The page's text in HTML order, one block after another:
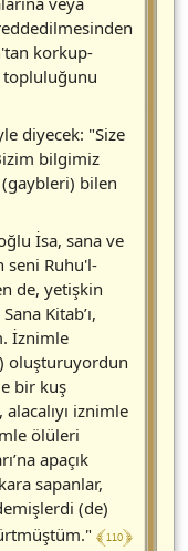
korkup-
topluluğunu
diyecek: "Size
bilgimiz
bilen
İsa, sana ve
seni Ruhu'l-
de, yetişkin
Kitab’ı,
İznimle
oluşturuyordun
bir kuş
iznimle
ölüleri
apaçık
sapanlar,
(de)
﴾ 110 ﴿